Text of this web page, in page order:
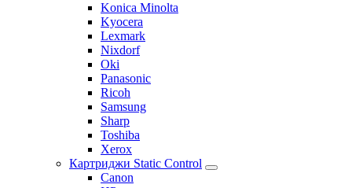
Konica Minolta
Kyocera
Lexmark
Nixdorf
Oki
Panasonic
Ricoh
Samsung
Sharp
Toshiba
Xerox
Картриджи Static Control
Canon